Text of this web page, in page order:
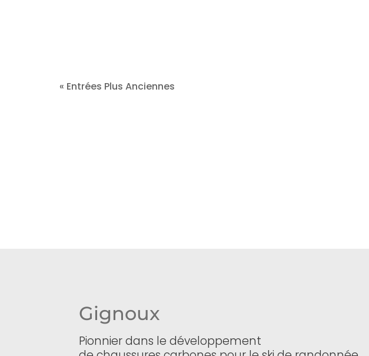
« Entrées Plus Anciennes
Gignoux
Pionnier dans le développement